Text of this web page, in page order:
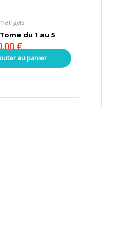
du 1 au 5
€
au panier